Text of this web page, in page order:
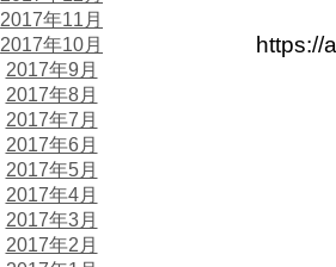
https://
2017年11月
2017年10月
2017年9月
2017年8月
2017年7月
2017年6月
2017年5月
2017年4月
2017年3月
2017年2月